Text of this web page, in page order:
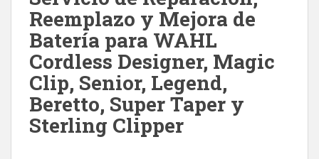
Reemplazo y Mejora de
Batería para WAHL
Cordless Designer, Magic
Clip, Senior, Legend,
Beretto, Super Taper y
Sterling Clipper